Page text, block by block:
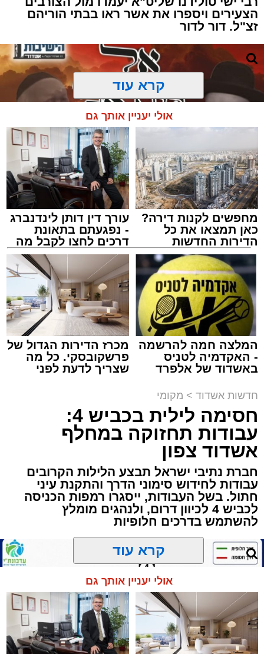
הצעירים ויספרו את אשר ראו בבתי הוריהם
זצ"ל. דור לדור
מעגלים
מנהל האתר / 20:31 06.08.26
תגים:הגרי"ב שרייבר מעגלים
ארוע שטרם היה כמותו: בשבוע הבא ביום ג'
יתכנסו המוני בחורי הישיבות שטרם החלו את זמן
'אלול', והם יזכו לשמוע את גדולי הדור, מרן הגרי"ב
שרייבר שליט"א והגאון רבי ישאי טולידנו שליט"א,
שבשעה נדירה של קורת רוח ישתפו את שומעיהם
באשר ראו וקיבלו בבתי הוריהם, הגאון רבי פנחס
שרייבר זצ"ל והגאון רבי ניסים טולידנו זצ"ל, כאשר
מטרתם של הדברים שישמעו היא לעורר הלבבות
ולהחדיר אהבת אמת לתורה.
הארוע, במסגרת ארועי 'מעגלים', יתקיים בבית
הכנסת 'חניכי הישיבות' רובע ג', ביום שלישי הקרוב
לאחר הארוע יתקיים רב שיח וכן פלפול תלמודי
בריתחא דאורייתא בעומקא דשמעתתא.
קרא עוד
אולי יעניין אותך גם
מחפשים לקנות דירה?
כאן תמצאו את כל
הדירות החדשות
למכירה באשדוד >>>
עורך דין דותן לינדנברג
- נפגעתם בתאונת
דרכים לחצו לקבל מה
שמגיע לכם
המלצה חמה להרשמה
- האקדמיה לטניס
באשדוד של אלפרד
מכרז הדירות הגדול של
פרשקובסקי. כל מה
שצריך לדעת לפני
חדשות אשדוד > מקומי
חסימה לילית בכביש 4:
עבודות תחזוקה במחלף
אשדוד צפון
חברת נתיבי ישראל תבצע הלילות הקרובים
עבודות לחידוש סימוני הדרך והתקנת עיני
חתול. בשל העבודות, ייסגרו רמפות הכניסה
לכביש 4 לכיוון דרום, ולנהגים מומלץ
להשתמש בדרכים חלופיות
קרא עוד
אולי יעניין אותך גם